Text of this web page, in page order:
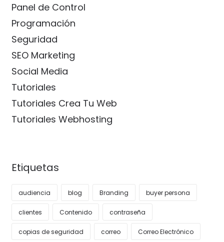
Panel de Control
Programación
Seguridad
SEO Marketing
Social Media
Tutoriales
Tutoriales Crea Tu Web
Tutoriales Webhosting
Etiquetas
audiencia blog Branding buyer persona
clientes Contenido contraseña
copias de seguridad correo Correo Electrónico